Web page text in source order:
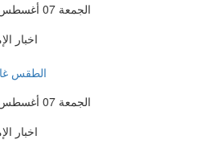
الجمعة 07 أغسطس 2026 10:04 مساءً
اخبار
الطقس
الجمعة 07 أغسطس 2026 10:04 مساءً
اخبار